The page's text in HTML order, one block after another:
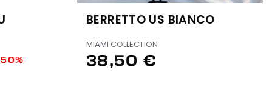
BERRETTO US BIANCO
MIAMI COLLECTION
38,50 €